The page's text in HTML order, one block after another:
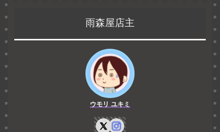
雨森屋店主
ウモリ ユキミ